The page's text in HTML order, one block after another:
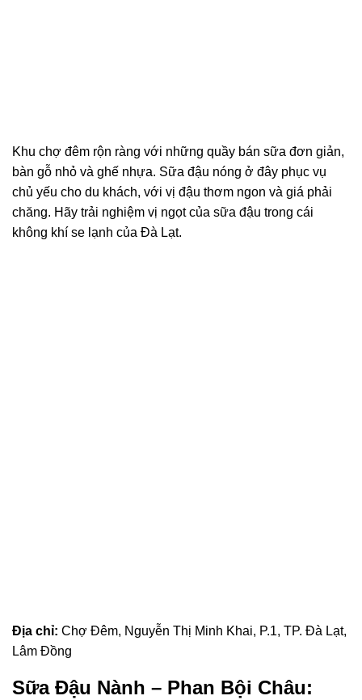
Khu chợ đêm rộn ràng với những quầy bán sữa đơn giản,
bàn gỗ nhỏ và ghế nhựa. Sữa đậu nóng ở đây phục vụ
chủ yếu cho du khách, với vị đậu thơm ngon và giá phải
chăng. Hãy trải nghiệm vị ngọt của sữa đậu trong cái
không khí se lạnh của Đà Lạt.
Địa chỉ: Chợ Đêm, Nguyễn Thị Minh Khai, P.1, TP. Đà Lạt,
Lâm Đồng
Sữa Đậu Nành – Phan Bội Châu: